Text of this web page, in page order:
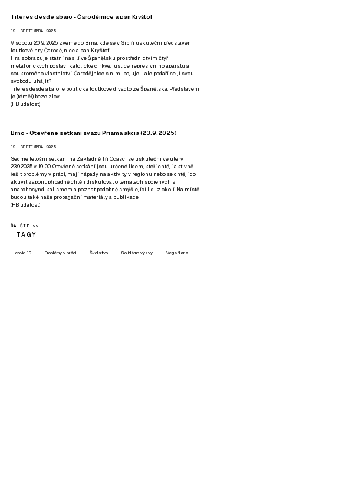
Títeres desde abajo - Čarodějnice a pan Kryštof
19. SEPTEMBRA 2025
V sobotu 20. 9. 2025 zveme do Brna, kde se v Sibiři uskuteční představení
loutkové hry Čarodějnice a pan Kryštof.
Hra zobrazuje státní násilí ve Španělsku prostřednictvím čtyř
metaforických postav: katolické církve, justice, represivního aparátu a
soukromého vlastnictví. Čarodějnice s nimi bojuje – ale podaří se jí svou
svobodu uhájit?
Títeres desde abajo je politické loutkové divadlo ze Španělska. Představení
je (téměř) beze zlov.
(FB událost)
Brno - Otevřené setkání svazu Priama akcia (23.9.2025)
19. SEPTEMBRA 2025
Sedmé letošní setkání na Základně Tři Ocásci se uskuteční ve uterý
23.9.2025 v 19:00. Otevřené setkání jsou určené lidem, kteří chtějí aktivně
řešit problémy v práci, mají nápady na aktivity v regionu nebo se chtějí do
aktivit zapojit, případně chtějí diskutovat o tématech spojených s
anarchosyndikalismem a poznat podobně smýšlející lidi z okolí. Na místě
budou také naše propagační materiály a publikace.
(FB událost)
ĎALŠIE >>
TAGY
covid-19 Problémy v práci Školstvo Solidárne výzvy VegaNana